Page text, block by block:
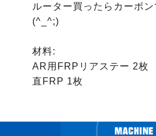
ルーター買ったらカーボ
(^_^;)
材料:
AR用FRPリアステー 2枚
直FRP 1枚